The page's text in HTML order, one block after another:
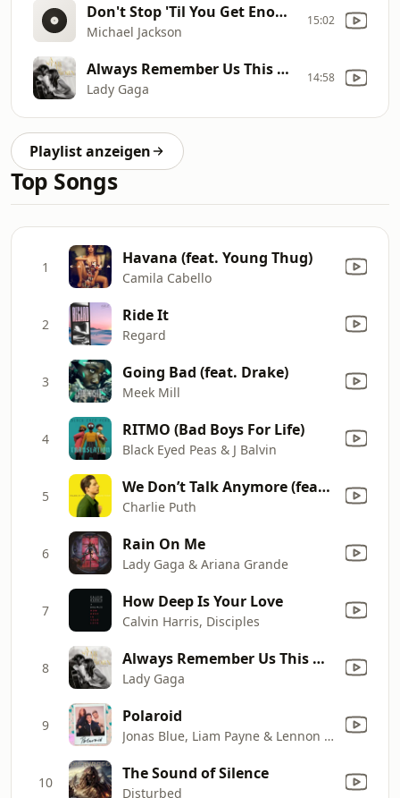
Don't Stop 'Til You Get Enough (Single Edit)
Michael Jackson
15:02
Always Remember Us This Way
Lady Gaga
14:58
Playlist anzeigen
Top Songs
1 Havana (feat. Young Thug)
Camila Cabello
2 Ride It
Regard
3 Going Bad (feat. Drake)
Meek Mill
4 RITMO (Bad Boys For Life)
Black Eyed Peas & J Balvin
5 We Don’t Talk Anymore (feat. Selena Gomez)
Charlie Puth
6 Rain On Me
Lady Gaga & Ariana Grande
7 How Deep Is Your Love
Calvin Harris, Disciples
8 Always Remember Us This Way
Lady Gaga
9 Polaroid
Jonas Blue, Liam Payne & Lennon Stella
10 The Sound of Silence
Disturbed